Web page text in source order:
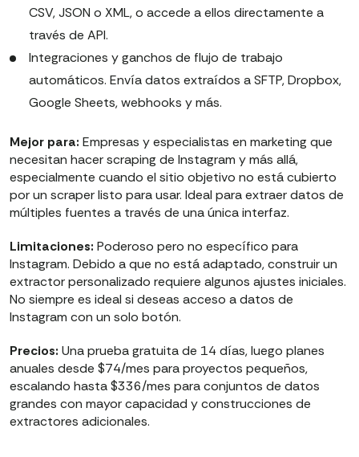
CSV, JSON o XML, o accede a ellos directamente a
través de API.
Integraciones y ganchos de flujo de trabajo
automáticos. Envía datos extraídos a SFTP, Dropbox,
Google Sheets, webhooks y más.
Mejor para: Empresas y especialistas en marketing que
necesitan hacer scraping de Instagram y más allá,
especialmente cuando el sitio objetivo no está cubierto
por un scraper listo para usar. Ideal para extraer datos de
múltiples fuentes a través de una única interfaz.
Limitaciones: Poderoso pero no específico para
Instagram. Debido a que no está adaptado, construir un
extractor personalizado requiere algunos ajustes iniciales.
No siempre es ideal si deseas acceso a datos de
Instagram con un solo botón.
Precios: Una prueba gratuita de 14 días, luego planes
anuales desde $74/mes para proyectos pequeños,
escalando hasta $336/mes para conjuntos de datos
grandes con mayor capacidad y construcciones de
extractores adicionales.